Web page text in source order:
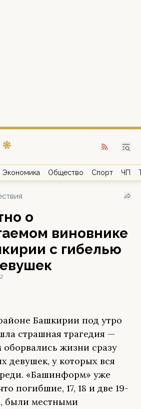
Экономика Общество Спорт ЧП
о
виновнике
с гибелью
Башкирии под утро
страшная трагедия —
жизни сразу
девушек, у которых вся
«Башинформ» уже
погибшие, 17, 18 и две 19-
были местными